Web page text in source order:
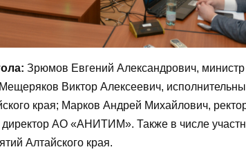
Зрюмов Евгений Александрович,
Виктор Алексеевич,
края; Марков Андрей Михайлович,
АО «АНИТИМ». Также в числе
Алтайского края.